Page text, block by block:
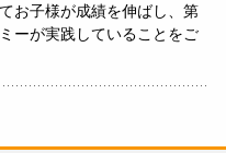
お子様が成績を伸ばし、第
ーが実践していることをご